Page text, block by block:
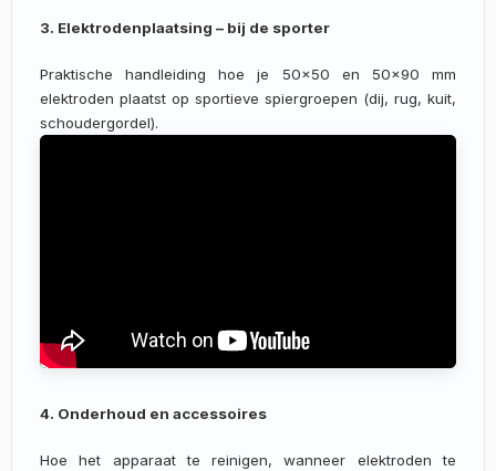
3. Elektrodenplaatsing – bij de sporter
Praktische handleiding hoe je 50×50 en 50×90 mm
elektroden plaatst op sportieve spiergroepen (dij, rug, kuit,
schoudergordel).
4. Onderhoud en accessoires
Hoe het apparaat te reinigen, wanneer elektroden te